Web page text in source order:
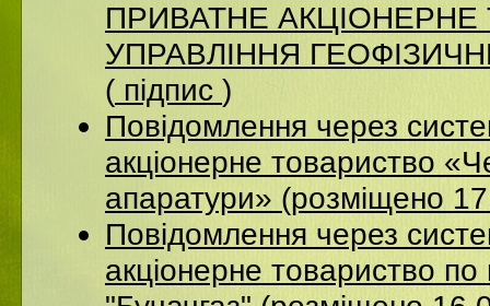
ПРИВАТНЕ
УПРАВЛІННЯ
( підпис )
Повідомлення через
акціонерне товариство
апаратури» (розміщено
Повідомлення через
акціонерне товариство по